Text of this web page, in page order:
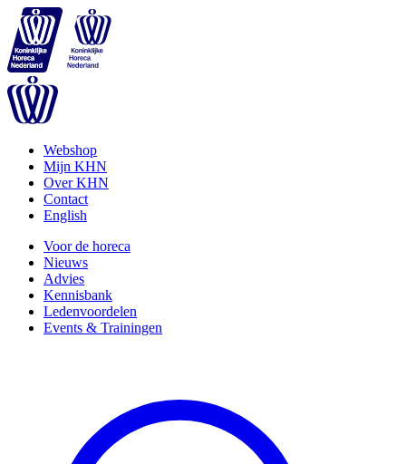
Webshop
Mijn KHN
Over KHN
Contact
English
Voor de horeca
Nieuws
Advies
Kennisbank
Ledenvoordelen
Events & Trainingen